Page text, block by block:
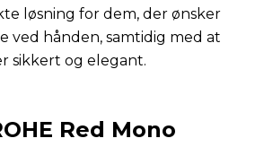
løsning for dem, der ønsker
ved hånden, samtidig med at
sikkert og elegant.
Red Mono